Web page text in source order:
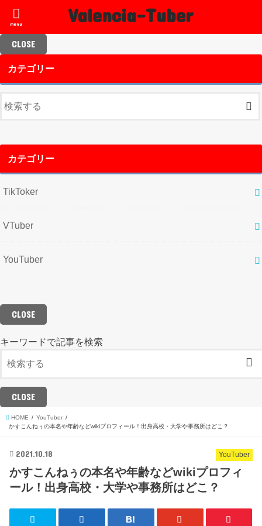
Valencia-Tuber
menu
CLOSE
カテゴリー
カテゴリー
TikToker
VTuber
YouTuber
CLOSE
キーワードで記事を検索
CLOSE
HOME
YouTuber
かすこんねぅの本名や年齢などwikiプロフィール！出身高校・大学や事務所はどこ？
YouTuber
2021.10.18
かすこんねぅの本名や年齢などwikiプロフィ
ール！出身高校・大学や事務所はどこ？